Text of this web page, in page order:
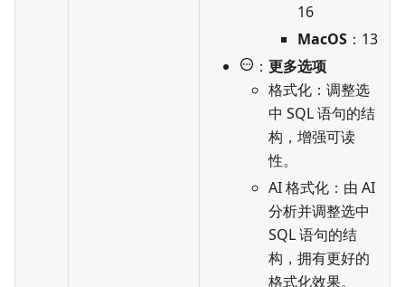
16
MacOS ：13
： 更多选项
格式化：调整选
中 SQL 语句的结
构，增强可读
性。
AI 格式化：由 AI
分析并调整选中
SQL 语句的结
构，拥有更好的
格式化效果。